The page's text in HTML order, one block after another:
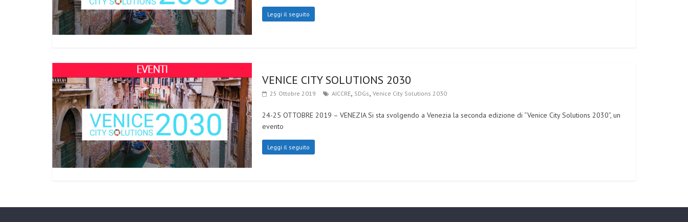
Leggi il seguito
VENICE CITY SOLUTIONS 2030
25 Ottobre 2019 AICCRE, SDGs, Venice City Solutions 2030
24-25 OTTOBRE 2019 – VENEZIA Si sta svolgendo a Venezia la seconda edizione di “Venice City Solutions 2030”, un
evento
Leggi il seguito